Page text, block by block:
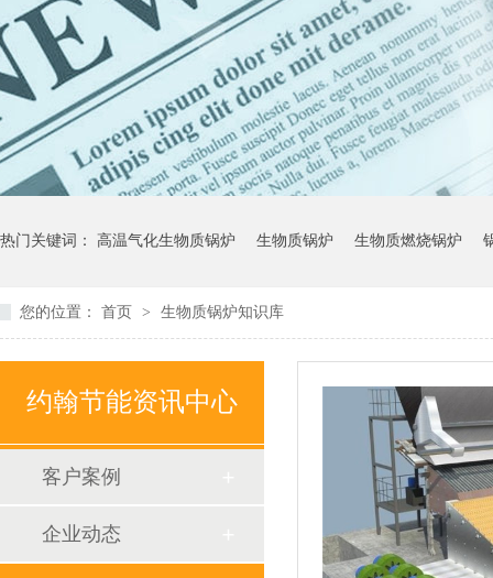
热门关键词： 高温气化生物质锅炉 生物质锅炉 生物质燃烧锅炉
您的位置： 首页 > 生物质锅炉知识库
约翰节能资讯中心
客户案例
企业动态